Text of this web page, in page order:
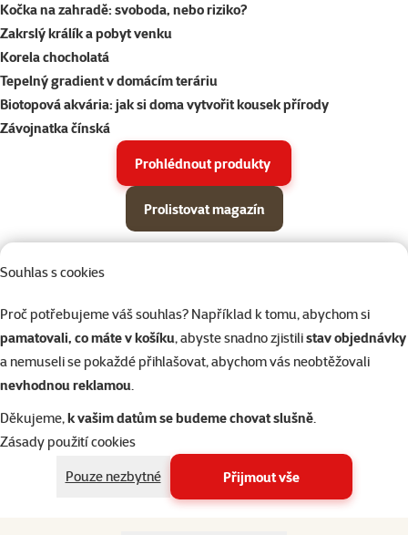
Souhlas s cookies
Proč potřebujeme váš souhlas? Například k tomu, abychom si
pamatovali, co máte v košíku, abyste snadno zjistilistav objednávky
a nemuseli se pokaždé přihlašovat, abychom vás neobtěžovali
nevhodnou reklamou.
Děkujeme,k vašim datům se budeme chovat slušně.
Zásady použití cookies
Pouze nezbytné
Přijmout vše
Kočka na zahradě: svoboda, nebo riziko?
Zakrslý králík a pobyt venku
Korela chocholatá
Tepelný gradient v domácím teráriu
Biotopová akvária: jak si doma vytvořit kousek přírody
Závojnatka čínská
Prohlédnout produkty
Prolistovat magazín
Kočky
Drobní savci
Ptáci
Parametrický filtr
Vybrané filtry
Produkty v akci Super zoo magazín léto 2026